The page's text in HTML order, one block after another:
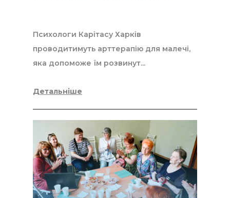
Психологи Карітасу Харків
проводитимуть арттерапію для малечі,
яка допоможе їм розвинут...
Детальніше